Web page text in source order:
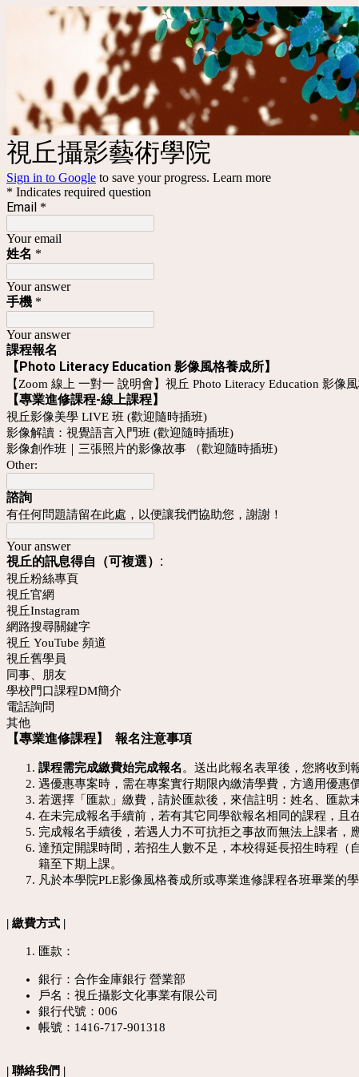
視丘攝影藝術學院
Sign in to Google to save your progress. Learn more
* Indicates required question
Email *
Your email
姓名 *
Your answer
手機 *
Your answer
課程報名
【Photo Literacy Education 影像風格養成所】
【Zoom 線上 一對一 說明會】視丘 Photo Literacy Education 影像
【專業進修課程-線上課程】
視丘影像美學 LIVE 班 (歡迎隨時插班)
影像解讀：視覺語言入門班 (歡迎隨時插班)
影像創作班｜三張照片的影像故事 （歡迎隨時插班)
Other:
諮詢
有任何問題請留在此處，以便讓我們協助您，謝謝！
Your answer
視丘的訊息得自（可複選）:
視丘粉絲專頁
視丘官網
視丘Instagram
網路搜尋關鍵字
視丘 YouTube 頻道
視丘舊學員
同事、朋友
學校門口課程DM簡介
電話詢問
其他
【專業進修課程】 報名注意事項
課程需完成繳費始完成報名。送出此報名表單後，您將收到
遇優惠專案時，需在專案實行期限內繳清學費，方適用優惠價
若選擇「匯款」繳費，請於匯款後，來信註明：姓名、匯
在未完成報名手續前，若有其它同學欲報名相同的課程，且
完成報名手續後，若遇人力不可抗拒之事故而無法上課者，
達預定開課時間，若招生人數不足，本校得延長招生時程
籍至下期上課。
凡於本學院PLE影像風格養成所或專業進修課程各班畢業的
| 繳費方式 |
匯款：
銀行：合作金庫銀行 營業部
戶名：視丘攝影文化事業有限公司
銀行代號：006
帳號：1416-717-901318
| 聯絡我們 |